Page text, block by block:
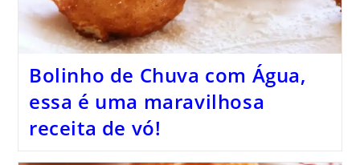
Bolinho de Chuva com Água,
essa é uma maravilhosa
receita de vó!